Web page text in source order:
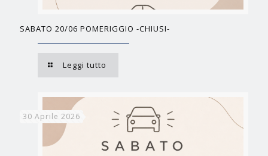
SABATO 20/06 POMERIGGIO -CHIUSI-
Leggi tutto
30 Aprile 2026